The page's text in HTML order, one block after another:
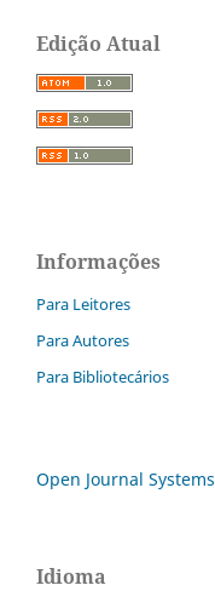
Edição Atual
Informações
Para Leitores
Para Autores
Para Bibliotecários
Open Journal Systems
Idioma